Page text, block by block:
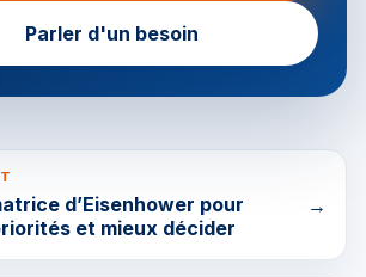
Parler d'un besoin
d’Eisenhower pour
et mieux décider
→